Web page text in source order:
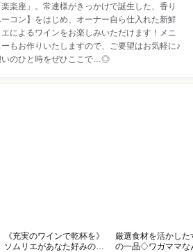
楽座」。常連様がきっかけで誕生した、香り
コン】をはじめ、オーナー自ら仕入れた新鮮
によるワインをお楽しみいただけます！メニ
もお作りいたしますので、ご要望はお気軽に♪
いのひと時をぜひここで…◎
《充実のワインで乾杯を》
ソムリエがあなた好みの1
厳選食材を活かした
の一品◇ワガママな